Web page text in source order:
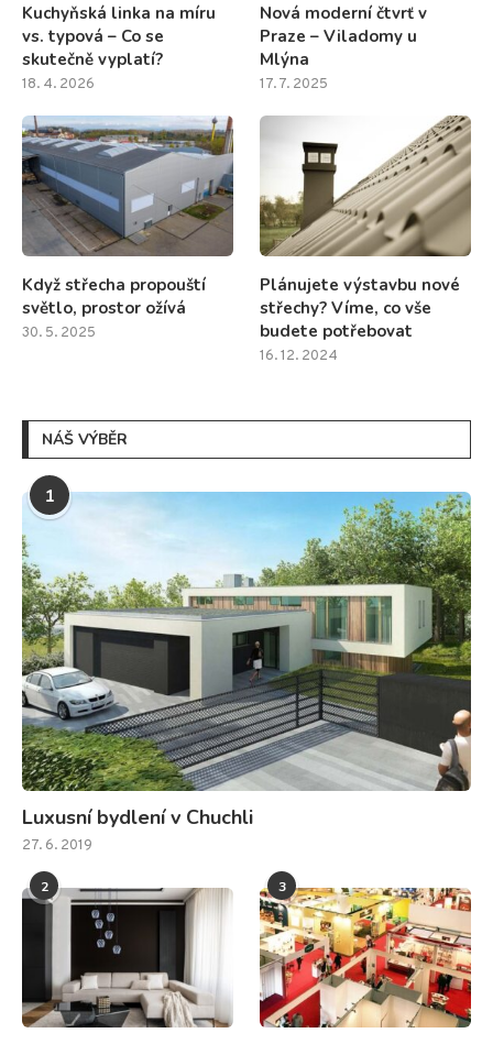
Kuchyňská linka na míru
vs. typová – Co se
skutečně vyplatí?
18. 4. 2026
Nová moderní čtvrť v
Praze – Viladomy u
Mlýna
17. 7. 2025
Když střecha propouští
světlo, prostor ožívá
30. 5. 2025
Plánujete výstavbu nové
střechy? Víme, co vše
budete potřebovat
16. 12. 2024
NÁŠ VÝBĚR
1
Luxusní bydlení v Chuchli
27. 6. 2019
2 3